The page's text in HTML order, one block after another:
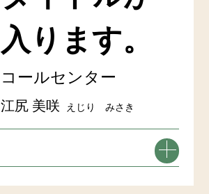
入ります。
コールセンター
江尻 美咲 えじり みさき